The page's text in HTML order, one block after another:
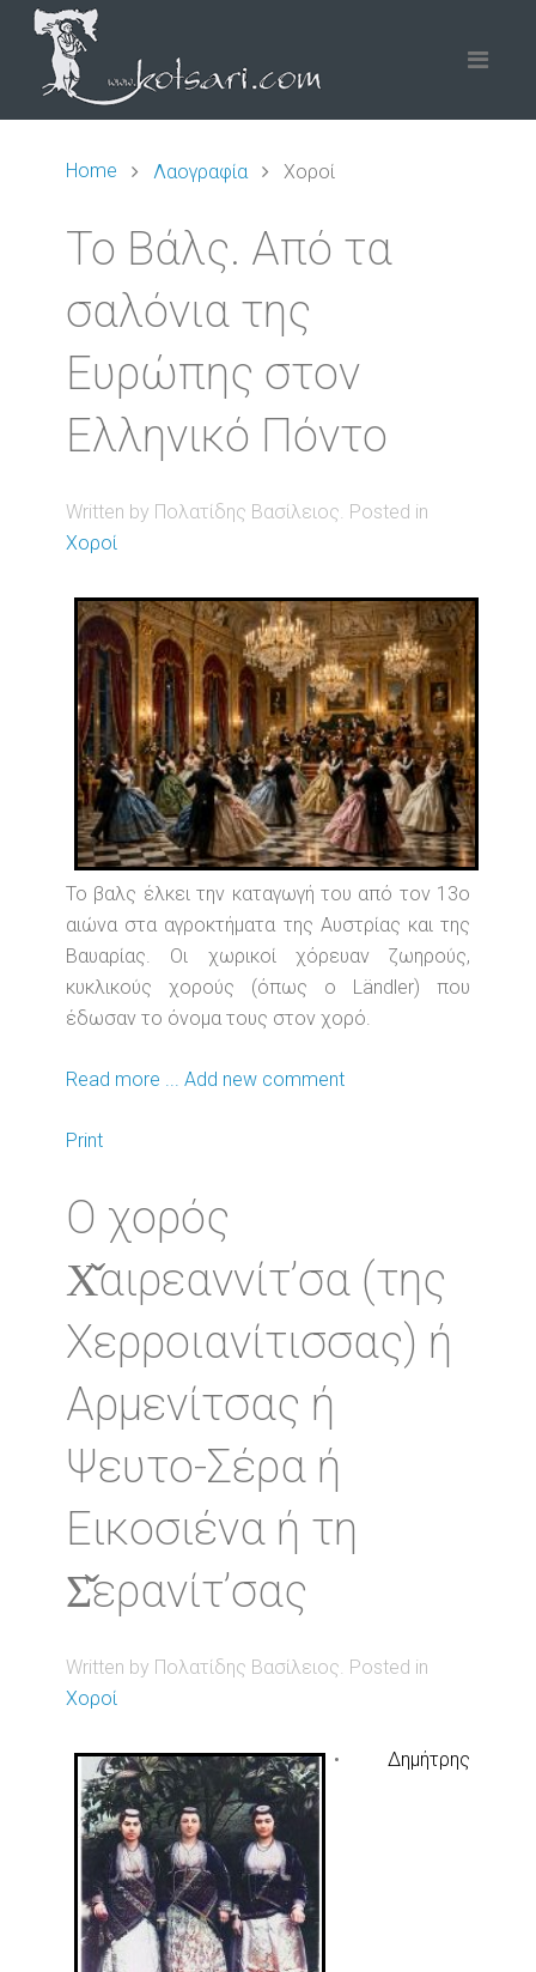
Home Λαογραφία Χοροί
Το Βάλς. Από τα
σαλόνια της
Ευρώπης στον
Ελληνικό Πόντο
Written by Πολατίδης Βασίλειος. Posted in
Χοροί
Το βαλς έλκει την καταγωγή του από τον 13ο
αιώνα στα αγροκτήματα της Αυστρίας και της
Βαυαρίας. Οι χωρικοί χόρευαν ζωηρούς,
κυκλικούς χορούς (όπως ο Ländler) που
έδωσαν το όνομα τους στον χορό.
Read more ... Add new comment
Print
Ο χορός
Χ̌αιρεαννίτ’σα (της
Χερροιανίτισσας) ή
Αρμενίτσας ή
Ψευτο-Σέρα ή
Εικοσιένα ή τη
Σ̌ερανίτ’σας
Written by Πολατίδης Βασίλειος. Posted in
Χοροί
• Δημήτρης